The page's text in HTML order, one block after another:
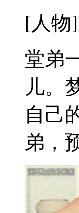
[人物]
堂弟
儿。
自己
弟，